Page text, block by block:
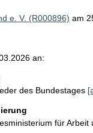
e. V. (R000896) am
an:
des Bundestages
für